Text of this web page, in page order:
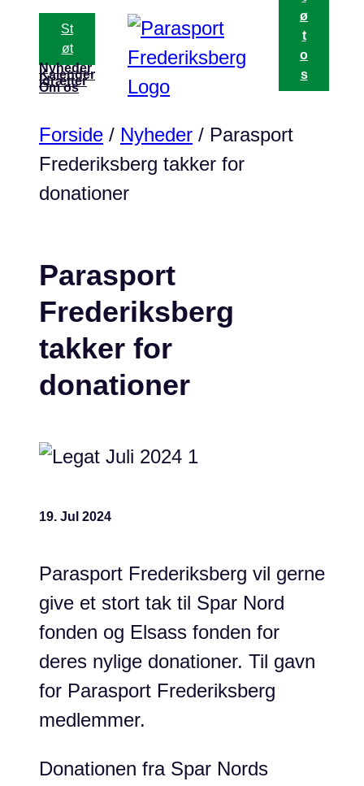
St
øt
Nyheder
Kalender
Idrætter
Om os
ø
t
o
s
Forside / Nyheder / Parasport
Frederiksberg takker for
donationer
Parasport
Frederiksberg
takker for
donationer
19. Jul 2024
Parasport Frederiksberg vil gerne
give et stort tak til Spar Nord
fonden og Elsass fonden for
deres nylige donationer. Til gavn
for Parasport Frederiksberg
medlemmer.
Donationen fra Spar Nords